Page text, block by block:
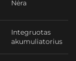
Nėra
Integruotas
akumuliatorius